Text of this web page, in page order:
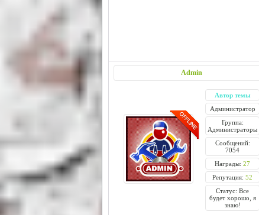
Admin
Автор темы
Администратор
Группа:
Администраторы
Сообщений:
7054
Награды: 27
Репутация: 52
Статус: Все
будет хорошо, я
знаю!